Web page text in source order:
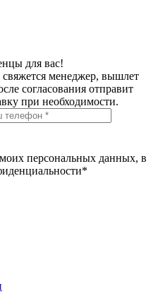
для вас!
менеджер, вышлет
согласования отправит
при необходимости.
персональных данных, в